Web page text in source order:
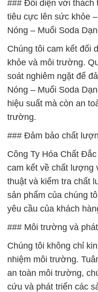
### Đối diện với thách
tiêu cực lên sức khỏe
Nóng – Muối Soda
Chúng tôi cam kết đối
khỏe và môi trường.
soát nghiêm ngặt để
Nóng – Muối Soda
hiệu suất mà còn an
trường.
### Đảm bảo chất
Công Ty Hóa Chất
cam kết về chất lượng
thuật và kiểm tra chất
sản phẩm của chúng
yêu cầu của khách
### Môi trường và
Chúng tôi không chỉ
nhiệm môi trường.
an toàn môi trường,
cứu và phát triển các